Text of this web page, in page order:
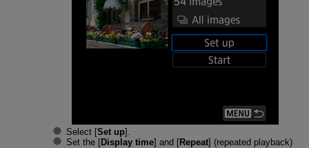
Select [Set up].
Set the [Display time] and [Repeat] (repeated playback)